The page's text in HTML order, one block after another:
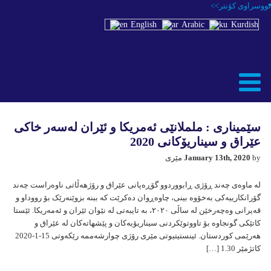
English Arabic Kurdish
سێمیناری : ململانێی ئەمریکا و ئێران لەسەر خاکی
عێراق و سیناریۆکانی 2020
January 13th, 2020 by مێری
لە ماوەی چەند ڕۆژی ڕابووردوو گۆڕەپانی عێراق و رۆژهەڵاتی ناوەراست چەند
گۆرانکارییەکی بەخۆوە بینی، چاوەڕوان دەکرێت کە ببنە بزوێنەرێک بۆ رووداو و
قەیرانی وەچەرخێن لە ساڵی ٢٠٢٠، بە تایبەتی لە نێوان ئێران و ئەمەریکا. ئێستا
کاتێکی گونجاوە بۆ تاووتوێکردنی سیناریۆیەکان و پێشهاتەکان لە عێراق و
هەرێمی کوردستان. ئینستیتیوتی مێری رۆژی چوارشەممە رێکەوتی 15-1-2020
کاتژمێر 1.30 […]
نووسراوی كۆنتر>>